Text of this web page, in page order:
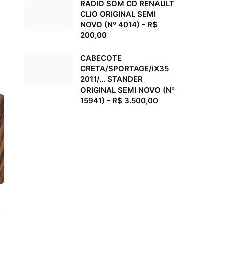
RADIO SOM CD RENAULT
CLIO ORIGINAL SEMI
NOVO (Nº 4014) - R$
200,00
CABECOTE
CRETA/SPORTAGE/iX35
2011/... STANDER
ORIGINAL SEMI NOVO (Nº
15941) - R$ 3.500,00